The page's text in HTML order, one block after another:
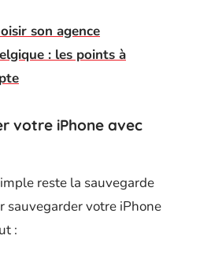
son agence
: les points à
votre iPhone avec
reste la sauvegarde
sauvegarder votre iPhone
: